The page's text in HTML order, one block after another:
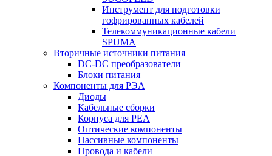
Инструмент для подготовки
гофрированных кабелей
Телекоммуникационные кабели
SPUMA
Вторичные источники питания
DC-DC преобразователи
Блоки питания
Компоненты для РЭА
Диоды
Кабельные сборки
Корпуса для РЕА
Оптические компоненты
Пассивные компоненты
Провода и кабели